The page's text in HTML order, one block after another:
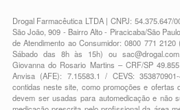
Drogal Farmacêutica LTDA | CNPJ: 54.375.647/
São João, 909 - Bairro Alto - Piracicaba/São
de Atendimento ao Consumidor: 0800 771
Sábado das 8h às 15h) ou
Giovanna do Rosario Martins – CRF/SP
Anvisa (AFE): 7.15583.1 / CEVS:
contidas neste site, como promoções e ofertas
devem ser usadas para automedicação e não